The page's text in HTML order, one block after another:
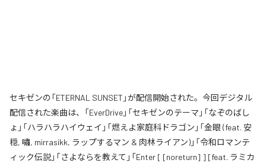
セキゼンの「ETERNAL SUNSET」が配信開始された。今回デジタル
配信された楽曲は、「EverDrive」「セキゼンのテーマ」「なぞのばし
ょ」「ハラハラハイウェイ」「燃えよ家庭科ドラゴン」「金眼 (feat. 安
穏, 嘯, mirrasikk, ラップするマン & 肉林ライアン)」「令和ロマンテ
ィック伝説」「さよならを教えて」「Enter [ [noreturn] ] [feat. ラミカ